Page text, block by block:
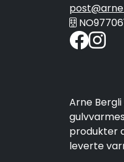
Arne
produkter
leverte